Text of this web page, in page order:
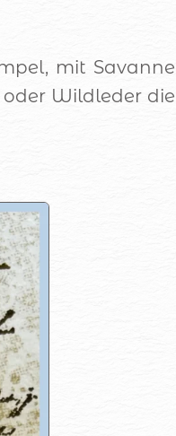
mit Savanne
Wildleder die